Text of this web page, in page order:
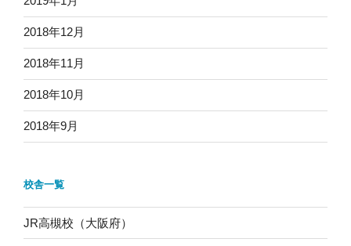
2018年12月
2018年11月
2018年10月
2018年9月
校舎一覧
JR高槻校（大阪府）